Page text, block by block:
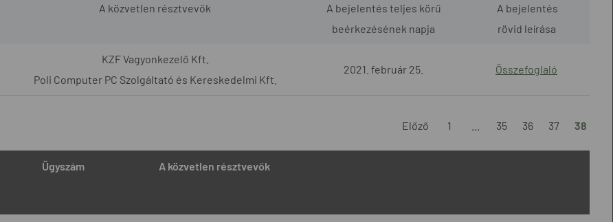
A közvetlen résztvevők
A bejelentés teljes körű
beérkezésének napja
A bejelentés
rövid leírása
KZF Vagyonkezelő Kft.
Poli Computer PC Szolgáltató és Kereskedelmi Kft.
2021. február 25. Összefoglaló
Előző 1 35 36 37 38
Ügyszám A közvetlen résztvevők